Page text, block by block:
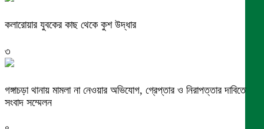
কলারোয়ার যুবকের কাছ থেকে কুশ উদ্ধার
৩
গঙ্গাচড়া থানায় মামলা না নেওয়ার অভিযোগ, গ্রেপ্তার ও নিরাপত্তার দাবিতে
সংবাদ সম্মেলন